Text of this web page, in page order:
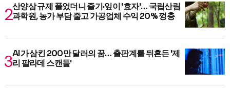
산양삼 규제 풀었더니 줄기·잎이 '효자'… 국립산림
과학원, 농가 부담 줄고 가공업체 수익 20% 껑충
AI가 삼킨 200만 달러의 꿈… 출판계를 뒤흔든 '제
리 팔라데 스캔들'